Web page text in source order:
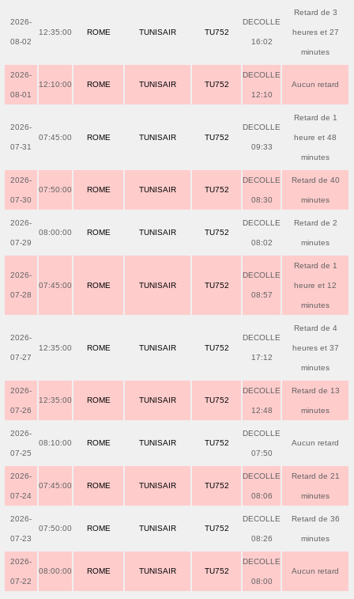
2026-
08-02
12:35:00 ROME TUNISAIR TU752
DECOLLE
16:02
Retard de 3
heures et 27
minutes
2026-
08-01
12:10:00 ROME TUNISAIR TU752
DECOLLE
12:10
Aucun retard
2026-
07-31
07:45:00 ROME TUNISAIR TU752
DECOLLE
09:33
Retard de 1
heure et 48
minutes
2026-
07-30
07:50:00 ROME TUNISAIR TU752
DECOLLE
08:30
Retard de 40
minutes
2026-
07-29
08:00:00 ROME TUNISAIR TU752
DECOLLE
08:02
Retard de 2
minutes
2026-
07-28
07:45:00 ROME TUNISAIR TU752
DECOLLE
08:57
Retard de 1
heure et 12
minutes
2026-
07-27
12:35:00 ROME TUNISAIR TU752
DECOLLE
17:12
Retard de 4
heures et 37
minutes
2026-
07-26
12:35:00 ROME TUNISAIR TU752
DECOLLE
12:48
Retard de 13
minutes
2026-
07-25
08:10:00 ROME TUNISAIR TU752
DECOLLE
07:50
Aucun retard
2026-
07-24
07:45:00 ROME TUNISAIR TU752
DECOLLE
08:06
Retard de 21
minutes
2026-
07-23
07:50:00 ROME TUNISAIR TU752
DECOLLE
08:26
Retard de 36
minutes
2026-
07-22
08:00:00 ROME TUNISAIR TU752
DECOLLE
08:00
Aucun retard